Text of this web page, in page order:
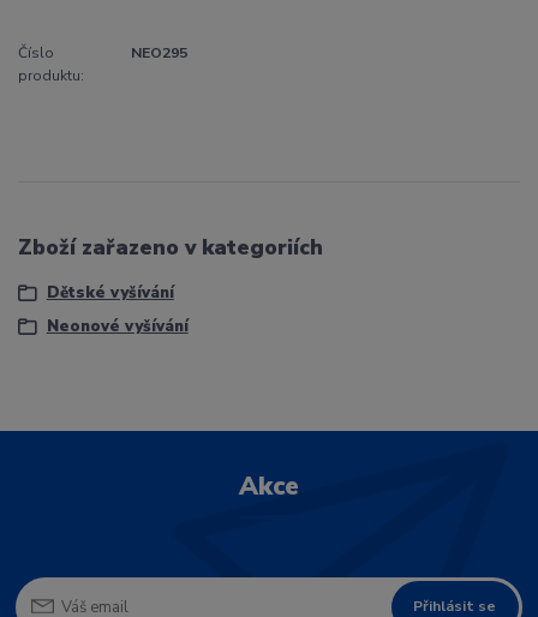
Číslo
produktu:
NEO295
Zboží zařazeno v kategoriích
Dětské vyšívání
Neonové vyšívání
Akce
Přihlásit se